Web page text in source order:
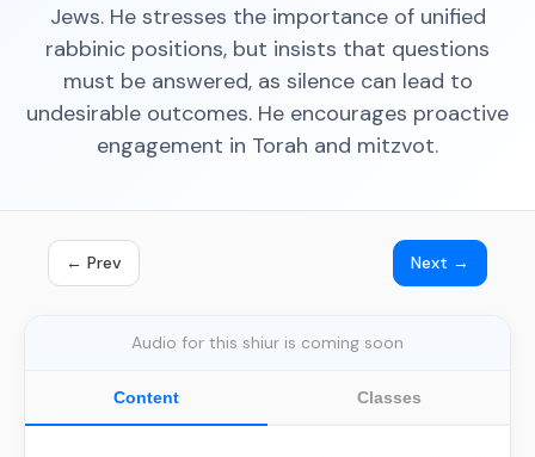
Jews. He stresses the importance of unified
rabbinic positions, but insists that questions
must be answered, as silence can lead to
undesirable outcomes. He encourages proactive
engagement in Torah and mitzvot.
← Prev Next →
Audio for this shiur is coming soon
Content Classes